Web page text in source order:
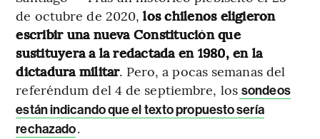
de octubre de 2020,los chilenos eligieron
escribir una nueva Constitución que
sustituyera a la redactada en 1980, en la
dictadura militar. Pero, a pocas semanas del
referéndum del 4 de septiembre, los sondeos
están indicando que el texto propuesto sería
rechazado.